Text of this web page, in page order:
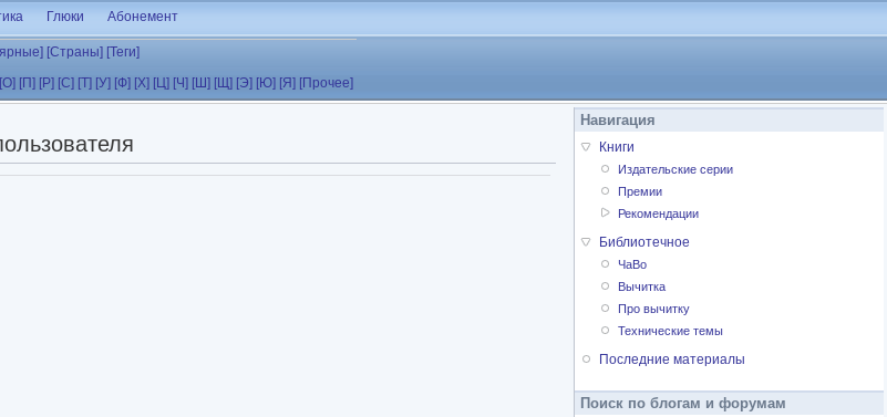
Глюки Абонемент
[Страны] [Теги]
[О] [П] [Р] [С] [Т] [У] [Ф] [Х] [Ц] [Ч] [Ш] [Щ] [Э] [Ю] [Я] [Прочее]
Навигация
Книги
Издательские серии
Премии
Рекомендации
Библиотечное
ЧаВо
Вычитка
Про вычитку
Технические темы
Последние материалы
Поиск по блогам и форумам